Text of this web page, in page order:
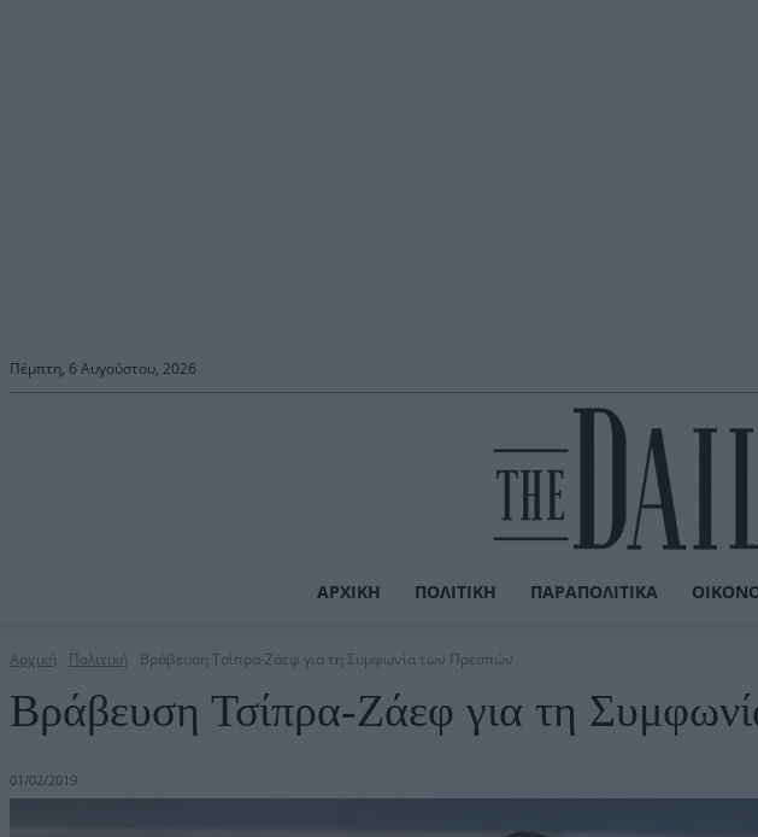
Πέμπτη, 6 Αυγούστου, 2026
ΑΡΧΙΚΉ ΠΟΛΙΤΙΚΉ ΠΑΡΑΠΟΛΙΤΙΚΆ
Αρχική Πολιτική Βράβευση Τσίπρα-Ζάεφ για τη Συμφωνία των Πρεσπών
Βράβευση Τσίπρα-Ζάεφ για τη
01/02/2019